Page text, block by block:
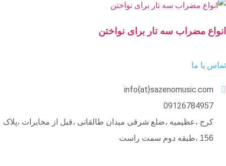
انواع مضراب سه تار برای نواختن
تماس با ما
info{at}sazenomusic.com
09126784957
کرج ،عظیمیه ،ضلع شرقی میدان طالقانی ،قبل از مخابرات ،پلاک
156 ،طبقه دوم سمت راست